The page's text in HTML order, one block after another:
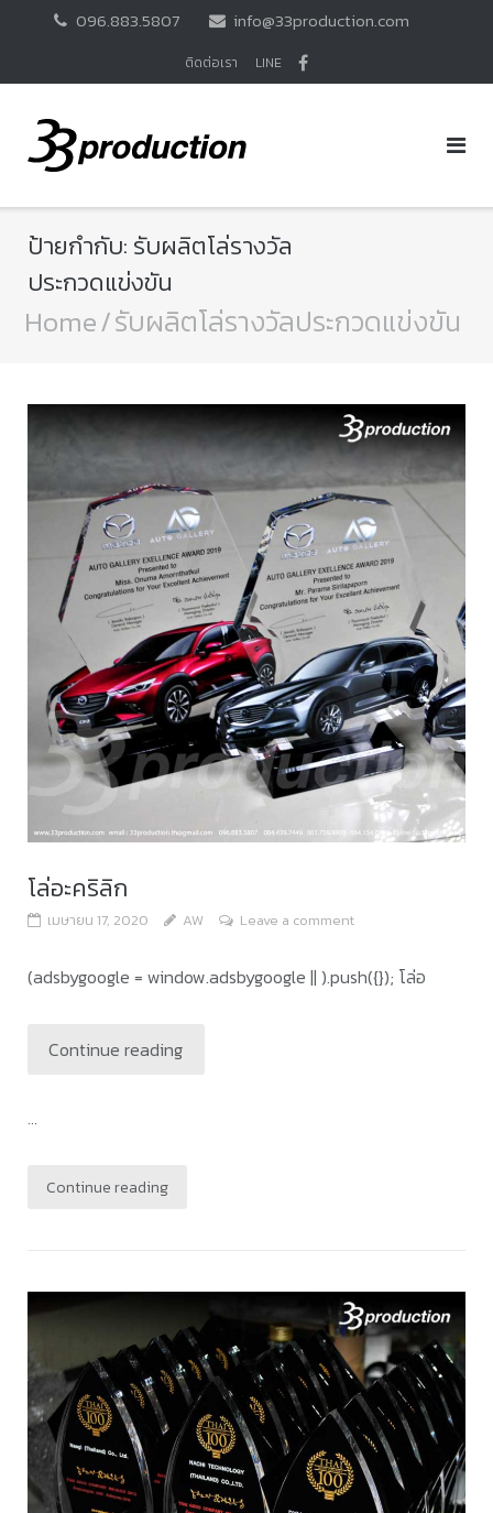
096.883.5807 info@33production.com
ติดต่อเรา LINE
ป้ายกำกับ: รับผลิตโล่รางวัล
ประกวดแข่งขัน
Home/รับผลิตโล่รางวัลประกวดแข่งขัน
โล่อะคริลิก
เมษายน 17, 2020 AW Leave a comment
(adsbygoogle = window.adsbygoogle || ).push({}); โล่อ
Continue reading
...
Continue reading